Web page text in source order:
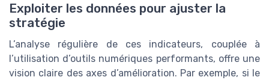
Exploiter les données pour ajuster la
stratégie
L’analyse régulière de ces indicateurs, couplée à
l’utilisation d’outils numériques performants, offre une
vision claire des axes d’amélioration. Par exemple, si le